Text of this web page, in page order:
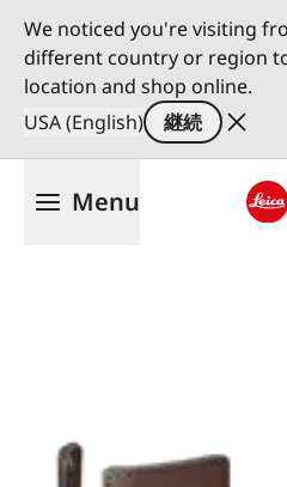
We noticed you're visiting
different country or region
location and shop online.
USA (English)
継続
Menu